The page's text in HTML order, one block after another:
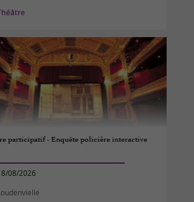
participatif - Enquête policière interactive
08/2026